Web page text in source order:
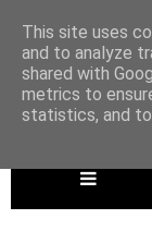
This site uses
and to analyze
shared with
metrics to
statistics, and